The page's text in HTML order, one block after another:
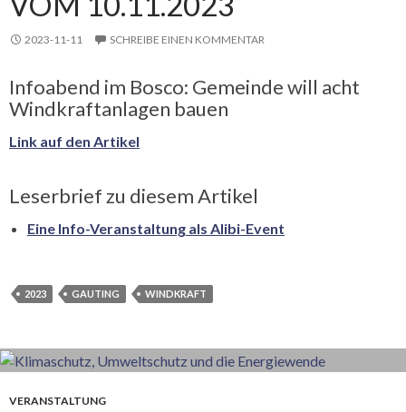
2023-11-11 SCHREIBE EINEN KOMMENTAR
Infoabend im Bosco: Gemeinde will acht
Windkraftanlagen bauen
Link auf den Artikel
Leserbrief zu diesem Artikel
Eine Info-Veranstaltung als Alibi-Event
2023 GAUTING WINDKRAFT
VERANSTALTUNG